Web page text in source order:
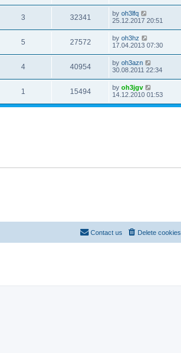
3 32341 by oh3lfq
25.12.2017 20:51
5 27572 by oh3hz
17.04.2013 07:30
4 40954 by oh3azn
30.08.2011 22:34
1 15494 by oh3jgv
14.12.2010 01:53
Delete cookies
Contact us